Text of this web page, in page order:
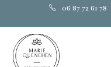
06 87 72 61 78